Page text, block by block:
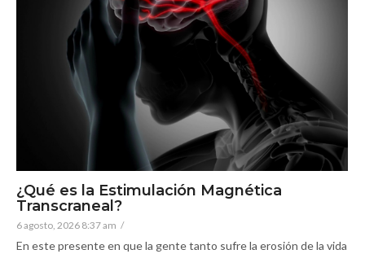
¿Qué es la Estimulación Magnética
Transcraneal?
6 agosto, 2026 8:37 am /
En este presente en que la gente tanto sufre la erosión de la vida